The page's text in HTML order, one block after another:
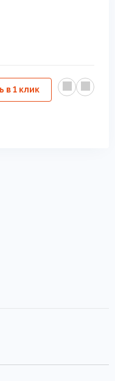
в 1 клик